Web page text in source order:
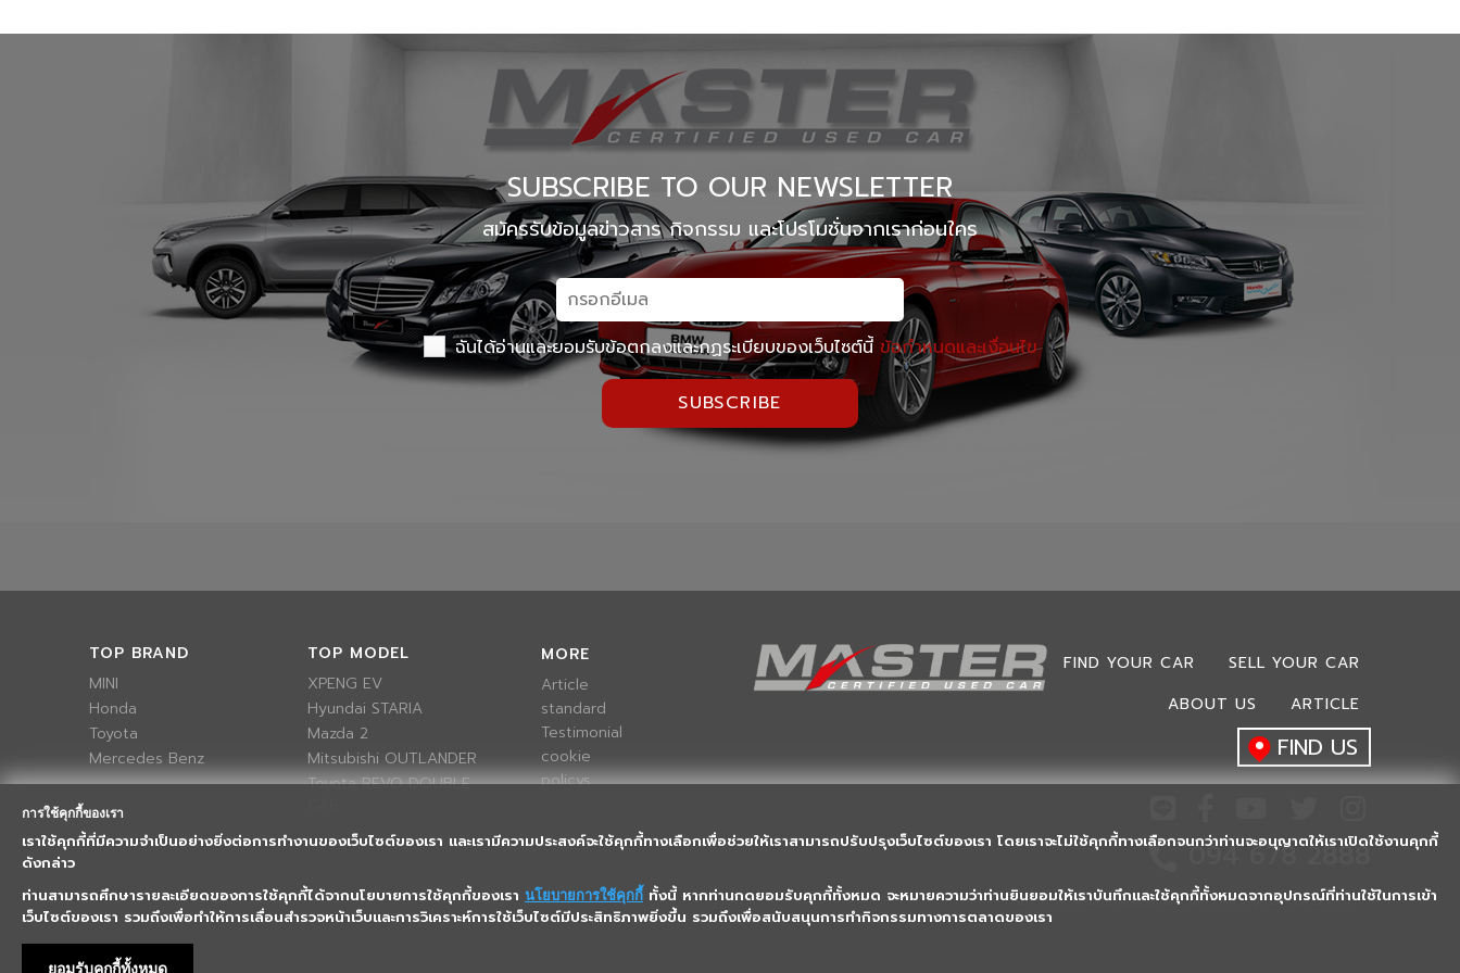
Summit Honda Used Car Pattanakarn
Summit Honda Used Car บางนาตราด กม. 4.5
MINI NEXT USED CAR เอกมัย
SUBSCRIBE TO OUR NEWSLETTER
สมัครรับข้อมูลข่าวสาร กิจกรรม และโปรโมชั่นจากเราก่อนใคร
ฉันได้อ่านและยอมรับข้อตกลงและกฏระเบียบของเว็บไซต์นี้ ข้อกำหนดและเงื่อนไข
SUBSCRIBE
TOP BRAND
MINI
Honda
Toyota
Mercedes Benz
TOP MODEL
XPENG EV
Hyundai STARIA
Mazda 2
Mitsubishi OUTLANDER
Toyota REVO DOUBLE
MORE
Article
standard
Testimonial
cookie
policys
FIND YOUR CAR
SELL YOUR CAR
ABOUT US
ARTICLE
FIND US
094 678 2888
2018 © Masterusedcar.com, All rights reserved.
การใช้คุกกี้ของเรา
เราใช้คุกกี้ที่มีความจำเป็นอย่างยิ่งต่อการทำงานของเว็บไซต์ของเรา และเรามีความประสงค์จะใช้คุกกี้ทางเลือกเพื่อช่วยให้เราสามารถปรับปรุงเว็บไซต์ของเรา โดยเราจะไม่ใช้คุกกี้ทางเลือกจนกว่าท่านจะอนุญาตให้เราเปิดใช้งานคุกกี้
ดังกล่าว
ท่านสามารถศึกษารายละเอียดของการใช้คุกกี้ได้จากนโยบายการใช้คุกกี้ของเรา นโยบายการใช้คุกกี้ ทั้งนี้ หากท่านกดยอมรับคุกกี้ทั้งหมด จะหมายความว่าท่านยินยอมให้เราบันทึกและใช้คุกกี้ทั้งหมดจากอุปกรณ์ที่ท่านใช้ในการเข้า
เว็บไซต์ของเรา รวมถึงเพื่อทำให้การเลื่อนสำรวจหน้าเว็บและการวิเคราะห์การใช้เว็บไซต์มีประสิทธิภาพยิ่งขึ้น รวมถึงเพื่อสนับสนุนการทำกิจกรรมทางการตลาดของเรา
ยอมรับคุกกี้ทั้งหมด